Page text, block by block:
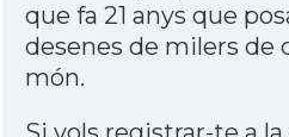
que fa 21 anys que
desenes de milers de
món.